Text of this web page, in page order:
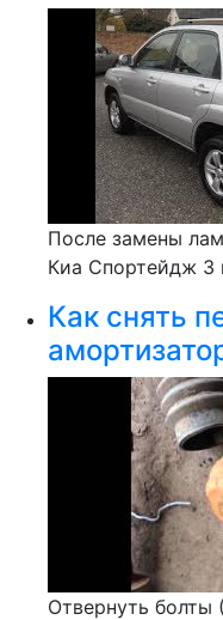
После замены
Киа Спортейдж 3
Как снять
Отвернуть болты